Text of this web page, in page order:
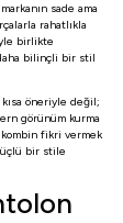
sade ama
rahatlıkla
birlikte
bilinçli bir stil
kısa öneriyle değil;
görünüm kurma
fikri vermek
bir stile